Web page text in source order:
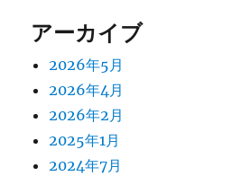
アーカイブ
2026年5月
2026年4月
2026年2月
2025年1月
2024年7月